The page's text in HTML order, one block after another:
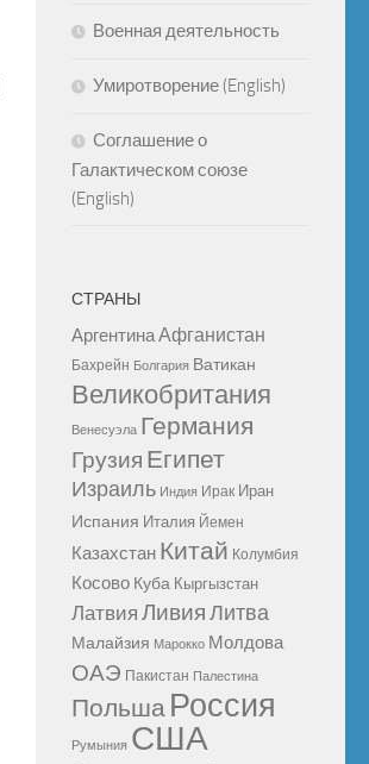
Военная деятельность
Умиротворение (English)
Соглашение о
Галактическом союзе
(English)
СТРАНЫ
АргентинаАфганистан
Бахрейн Болгария Ватикан
Великобритания
Венесуэла Германия
Грузия Египет
Израиль Индия Ирак Иран
Испания Италия Йемен
Казахстан Китай Колумбия
Косово Куба Кыргызстан
Латвия ЛивияЛитва
Малайзия Марокко Молдова
ОАЭ Пакистан Палестина
Польша Россия
Румыния США